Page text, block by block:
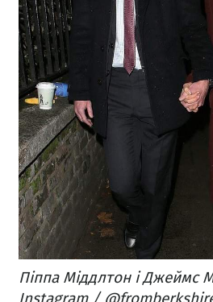
Піппа Міддлтон і Джеймс
Instagram / @